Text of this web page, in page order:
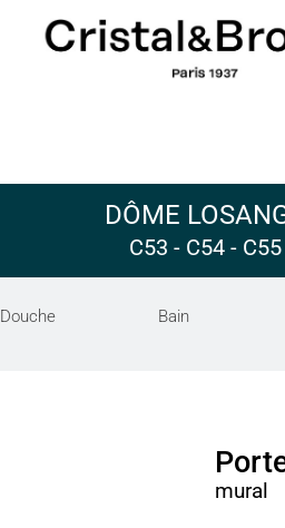
DÔME
C53 - C54 - C55
Douche Bain
mural